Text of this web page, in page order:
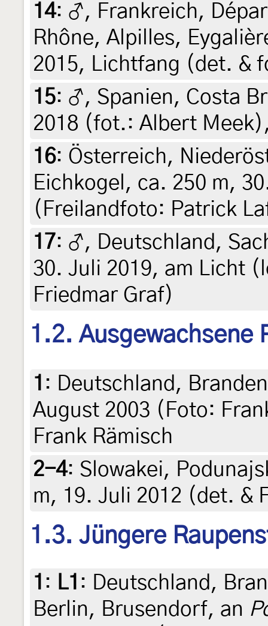
14: ♂, Frankreich,
Rhône, Alpilles,
2015, Lichtfang (det. &
15: ♂, Spanien, Costa
2018 (fot.: Albert
16: Österreich,
Eichkogel, ca. 250 m,
(Freilandfoto: Patrick
17: ♂, Deutschland,
30. Juli 2019, am Licht
Friedmar Graf)
1.2. Ausgewachsene
1 : Deutschland,
August 2003 (Foto:
Frank Rämisch
2-4: Slowakei,
m, 19. Juli 2012 (det. &
1.3. Jüngere
1 : L1 : Deutschland,
Berlin, Brusendorf, an